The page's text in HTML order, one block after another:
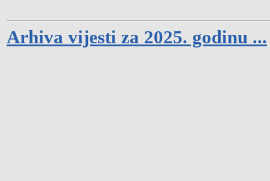
Arhiva vijesti za 2025. godinu ...